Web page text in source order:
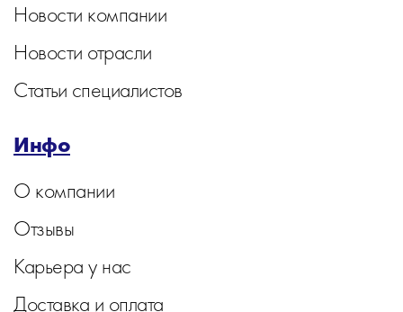
Новости компании
Новости отрасли
Статьи специалистов
Инфо
О компании
Отзывы
Карьера у нас
Доставка и оплата